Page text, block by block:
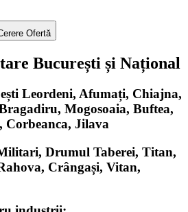
Ofertă
București și Național
Leordeni, Afumați, Chiajna,
Mogosoaia, Buftea,
Corbeanca, Jilava
Drumul Taberei, Titan,
Crângași, Vitan,